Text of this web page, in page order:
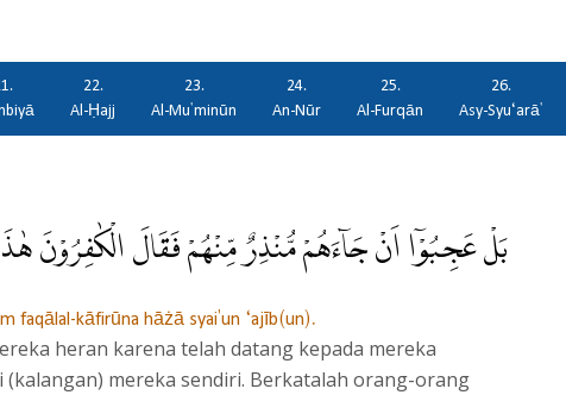
22.
Al-Ḥajj
23.
Al-Mu'minūn
24.
An-Nūr
25.
Al-Furqān
26.
Asy-Syu‘arā'
بَلْ عَجِبُوْٓا اَنْ جَاۤءَهُمْ مُّنْذِرٌ مِّنْهُمْ فَقَالَ الْكٰفِرُوْنَ
faqālal-kāfirūna hāżā syai'un ‘ajīb(un).
heran karena telah datang kepada mereka
mereka sendiri. Berkatalah orang-orang